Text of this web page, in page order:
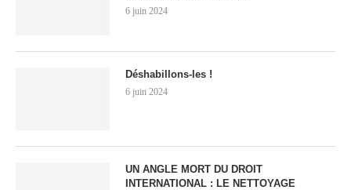
6 juin 2024
Déshabillons-les !
6 juin 2024
UN ANGLE MORT DU DROIT
INTERNATIONAL : LE NETTOYAGE